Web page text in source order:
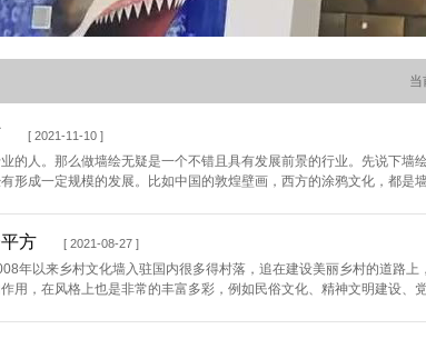
当
[ 2021-11-10 ]
的人。那么做墙绘无疑是一个不错且具有发展前景的行业。先说下墙
形成一定规模的发展。比如中国的敦煌壁画，西方的涂鸦文化，都是
方 [ 2021-08-27 ]
年以来乡村文化墙入驻国内很多得村落，追在建设美丽乡村的道路
用，在风格上也是非常的丰富多彩，例如民俗文化、精神文明建设、